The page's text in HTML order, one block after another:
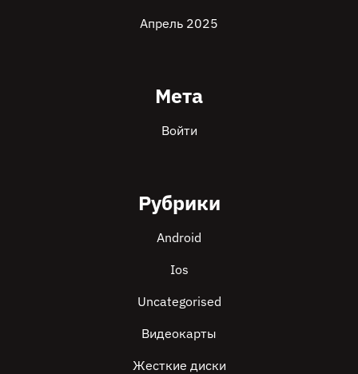
Апрель 2025
Мета
Войти
Рубрики
Android
Ios
Uncategorised
Видеокарты
Жесткие диски